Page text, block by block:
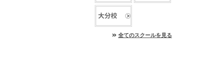
全てのスクールを見る